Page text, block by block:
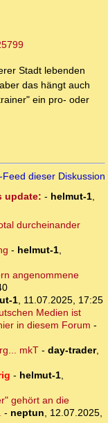
Stadt lebenden
das hängt auch
ein pro- oder
Feed dieser Diskussion
update: - helmut-1,
durcheinander
- helmut-1,
angenommene
1, 11.07.2025, 17:25
Medien ist
in diesem Forum -
mkT- day-trader,
- helmut-1,
gehört an die
- neptun, 12.07.2025,